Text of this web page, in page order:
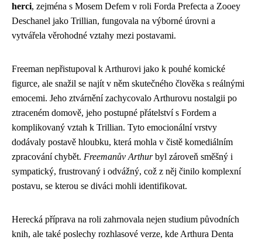
herci, zejména s Mosem Defem v roli Forda Prefecta a Zooey
Deschanel jako Trillian, fungovala na výborné úrovni a
vytvářela věrohodné vztahy mezi postavami.
Freeman nepřistupoval k Arthurovi jako k pouhé komické
figurce, ale snažil se najít v něm skutečného člověka s reálnými
emocemi. Jeho ztvárnění zachycovalo Arthurovu nostalgii po
ztraceném domově, jeho postupné přátelství s Fordem a
komplikovaný vztah k Trillian. Tyto emocionální vrstvy
dodávaly postavě hloubku, která mohla v čistě komediálním
zpracování chybět. Freemanův Arthurbyl zároveň směšný i
sympatický, frustrovaný i odvážný, což z něj činilo komplexní
postavu, se kterou se diváci mohli identifikovat.
Herecká příprava na roli zahrnovala nejen studium původních
knih, ale také poslechy rozhlasové verze, kde Arthura Denta